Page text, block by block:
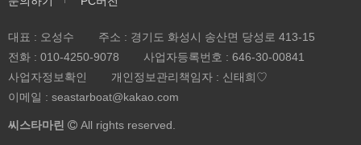
대표 : 오성수
주소 : 경기도 화성시 송산면 당성로 413-15
전화 : 010-4250-9078 사업자등록번호 : 646-30-00841
사업자정보확인
개인정보관리책임자 : 신태희♡
이메일 : seastarboat@kakao.com
씨스타마린 All rights reserved.